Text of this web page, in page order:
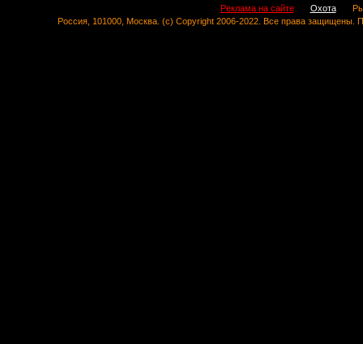
Реклама на сайте Охота
Россия, 101000, Москва. (c) Copyright 2006-2022. Все права защищены.